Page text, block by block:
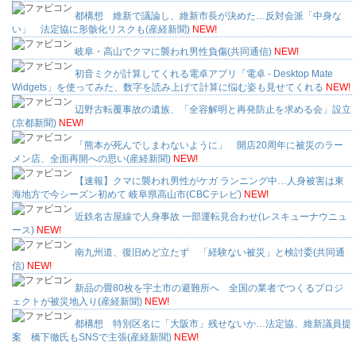
都構想 維新で議論し、維新市長が決めた…反対会派「中身な
い」 法定協に形骸化リスクも(産経新聞) NEW!
岐阜・高山でクマに襲われ男性負傷(共同通信) NEW!
初音ミクが計算してくれる電卓アプリ「電卓 - Desktop Mate
Widgets」を使ってみた、数字を読み上げて計算に悩む姿も見せてくれる NEW!
辺野古転覆事故の遺族、「全容解明と再発防止を求める会」設立
(京都新聞) NEW!
「熊本が死んでしまわないように」 開店20周年に被災のラー
メン店、全面再開への思い(産経新聞) NEW!
【速報】クマに襲われ男性がケガ ランニング中…人身被害は東
海地方で今シーズン初めて 岐阜県高山市(CBCテレビ) NEW!
近鉄名古屋線で人身事故 一部運転見合わせ(レスキューナウニュ
ース) NEW!
南九州道、復旧めど立たず 「経験ない被災」と検討委(共同通
信) NEW!
新品の畳80枚を宇土市の避難所へ 全国の業者でつくるプロジ
ェクトが被災地入り(産経新聞) NEW!
都構想 特別区名に「大阪市」残せないか…法定協、維新議員提
案 橋下徹氏もSNSで主張(産経新聞) NEW!